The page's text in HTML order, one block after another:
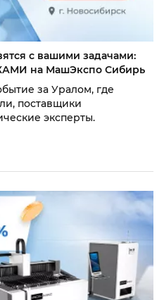
с вашими задачами:
КАМИ на МашЭкспо Сибирь
за Уралом, где
поставщики
эксперты.